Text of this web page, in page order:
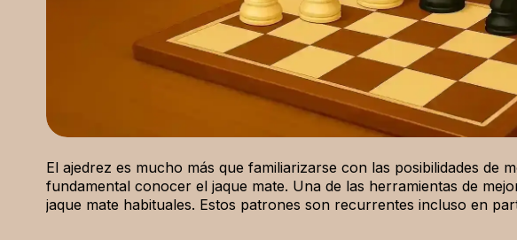
El ajedrez es mucho más que familiarizarse con las posibilidades de
fundamental conocer el jaque mate. Una de las herramientas de
jaque mate habituales. Estos patrones son recurrentes incluso en